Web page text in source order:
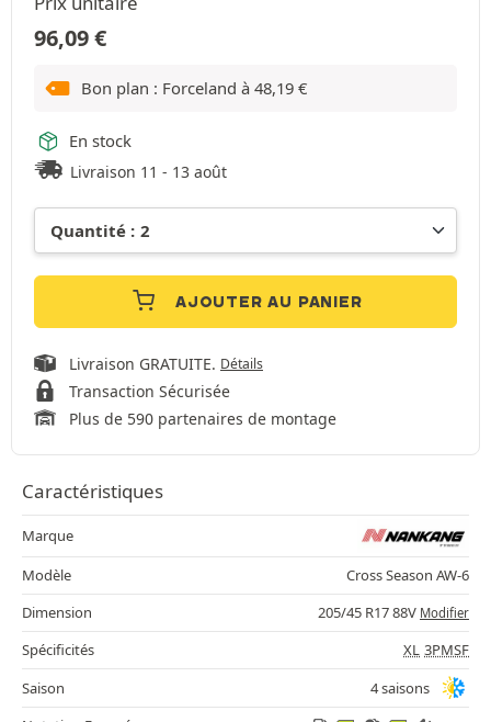
96,09€
Bon plan : Forceland à 48,19 €
En stock
Livraison 11 - 13 août
AJOUTER AU PANIER
Livraison GRATUITE. Détails
Transaction Sécurisée
Plus de 590 partenaires de montage
Caractéristiques
Marque
Modèle
Cross Season AW-6
Dimension
205/45 R17 88V Modifier
Spécificités XL 3PMSF
Saison
4 saisons